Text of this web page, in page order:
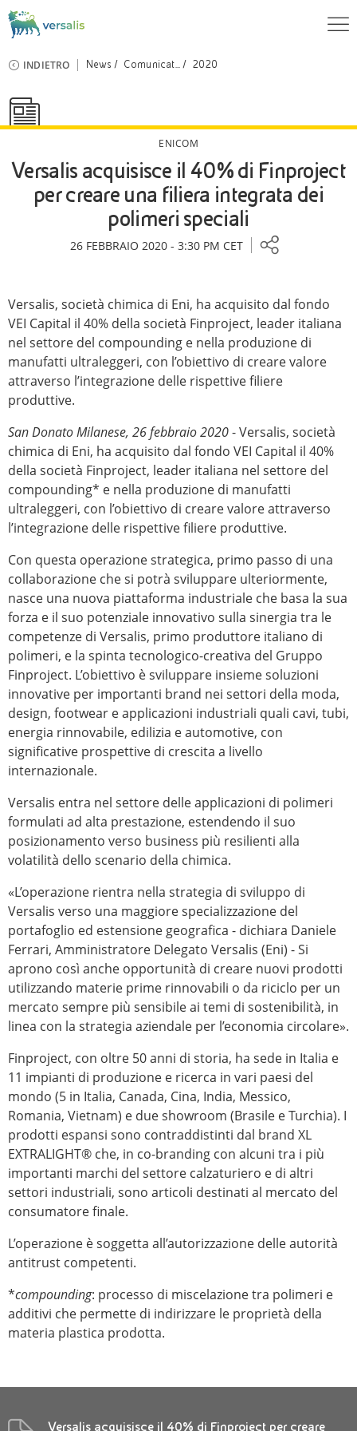
INDIETRO News Comunicat... 2020
ENICOM
Versalis acquisisce il 40% di Finproject
per creare una filiera integrata dei
polimeri speciali
26 FEBBRAIO 2020 - 3:30 PM CET
Versalis, società chimica di Eni, ha acquisito dal fondo
VEI Capital il 40% della società Finproject, leader italiana
nel settore del compounding e nella produzione di
manufatti ultraleggeri, con l’obiettivo di creare valore
attraverso l’integrazione delle rispettive filiere
produttive.
San Donato Milanese, 26 febbraio 2020- Versalis, società
chimica di Eni, ha acquisito dal fondo VEI Capital il 40%
della società Finproject, leader italiana nel settore del
compounding* e nella produzione di manufatti
ultraleggeri, con l’obiettivo di creare valore attraverso
l’integrazione delle rispettive filiere produttive.
Con questa operazione strategica, primo passo di una
collaborazione che si potrà sviluppare ulteriormente,
nasce una nuova piattaforma industriale che basa la sua
forza e il suo potenziale innovativo sulla sinergia tra le
competenze di Versalis, primo produttore italiano di
polimeri, e la spinta tecnologico-creativa del Gruppo
Finproject. L’obiettivo è sviluppare insieme soluzioni
innovative per importanti brand nei settori della moda,
design, footwear e applicazioni industriali quali cavi, tubi,
energia rinnovabile, edilizia e automotive, con
significative prospettive di crescita a livello
internazionale.
Versalis entra nel settore delle applicazioni di polimeri
formulati ad alta prestazione, estendendo il suo
posizionamento verso business più resilienti alla
volatilità dello scenario della chimica.
«L’operazione rientra nella strategia di sviluppo di
Versalis verso una maggiore specializzazione del
portafoglio ed estensione geografica - dichiara Daniele
Ferrari, Amministratore Delegato Versalis (Eni) - Si
aprono così anche opportunità di creare nuovi prodotti
utilizzando materie prime rinnovabili o da riciclo per un
mercato sempre più sensibile ai temi di sostenibilità, in
linea con la strategia aziendale per l’economia circolare».
Finproject, con oltre 50 anni di storia, ha sede in Italia e
11 impianti di produzione e ricerca in vari paesi del
mondo (5 in Italia, Canada, Cina, India, Messico,
Romania, Vietnam) e due showroom (Brasile e Turchia). I
prodotti espansi sono contraddistinti dal brand XL
EXTRALIGHT® che, in co-branding con alcuni tra i più
importanti marchi del settore calzaturiero e di altri
settori industriali, sono articoli destinati al mercato del
consumatore finale.
L’operazione è soggetta all’autorizzazione delle autorità
antitrust competenti.
*compounding: processo di miscelazione tra polimeri e
additivi che permette di indirizzare le proprietà della
materia plastica prodotta.
Versalis acquisisce il 40% di Finproject per creare